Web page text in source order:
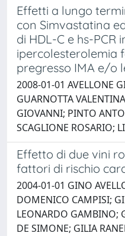
Effetti a lungo
con Simvastatina
di HDL-C e hs-
ipercolesterolemia
pregresso IMA e/o
2008-01-01 AVELLONE
GUARNOTTA
GIOVANNI; PINTO
SCAGLIONE ROSARIO;
Effetto di due vini
fattori di rischio
2004-01-01 GINO
DOMENICO CAMPISI;
LEONARDO GAMBINO;
DE SIMONE; GILIA